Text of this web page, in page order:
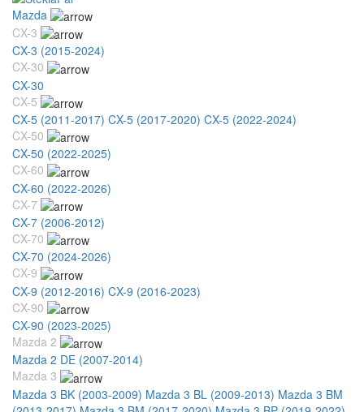
Mazda
CX-3
CX-3 (2015-2024)
CX-30
CX-30
CX-5
CX-5 (2011-2017) CX-5 (2017-2020) CX-5 (2022-2024)
CX-50
CX-50 (2022-2025)
CX-60
CX-60 (2022-2026)
CX-7
CX-7 (2006-2012)
CX-70
CX-70 (2024-2026)
CX-9
CX-9 (2012-2016) CX-9 (2016-2023)
CX-90
CX-90 (2023-2025)
Mazda 2
Mazda 2 DE (2007-2014)
Mazda 3
Mazda 3 BK (2003-2009) Mazda 3 BL (2009-2013) Mazda 3 BM